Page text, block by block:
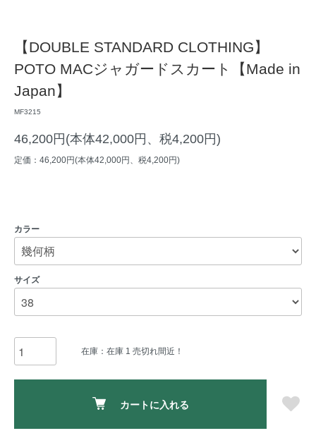
【DOUBLE STANDARD CLOTHING】
POTO MACジャガードスカート【Made in
Japan】
MF3215
46,200円(本体42,000円、税4,200円)
定価：46,200円(本体42,000円、税4,200円)
カラー
サイズ
在庫：在庫 1 売切れ間近！
カートに入れる